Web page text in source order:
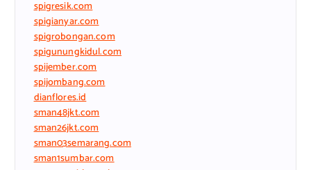
spigresik.com
spigianyar.com
spigrobongan.com
spigunungkidul.com
spijember.com
spijombang.com
dianflores.id
sman48jkt.com
sman26jkt.com
sman03semarang.com
sman1sumbar.com